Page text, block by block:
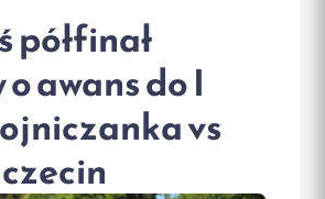
półfinał
awans do I
vs